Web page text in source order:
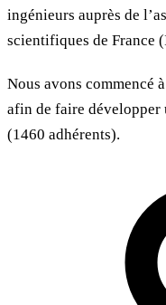
ingénieurs auprès de
scientifiques de France
Nous avons commencé
afin de faire développer
(1460 adhérents).